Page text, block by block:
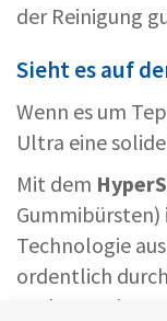
der Reinigung
Sieht es auf
Wenn es um
Ultra eine
Mit dem
Technologie
ordentlich
grobem